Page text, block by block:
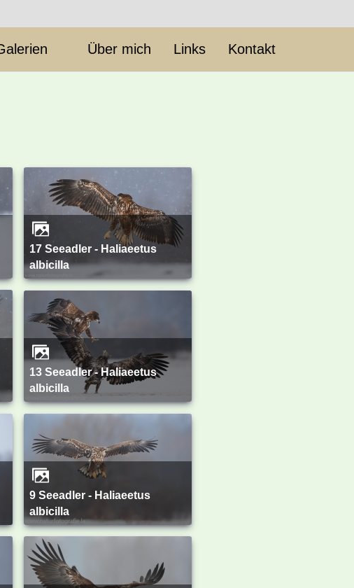
Über mich Links Kontakt
17 Seeadler - Haliaeetus
albicilla
13 Seeadler - Haliaeetus
albicilla
9 Seeadler - Haliaeetus
albicilla